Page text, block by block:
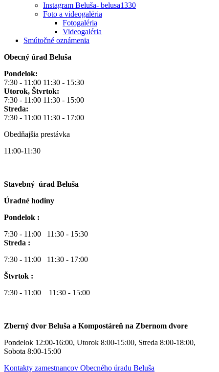
Instagram Beluša- belusa1330
Foto a videogaléria
Fotogaléria
Videogaléria
Smútočné oznámenia
Obecný úrad Beluša
Pondelok:
7:30 - 11:00 11:30 - 15:30
Utorok, Štvrtok:
7:30 - 11:00 11:30 - 15:00
Streda:
7:30 - 11:00 11:30 - 17:00
Obedňajšia prestávka
11:00-11:30
Stavebný úrad Beluša
Úradné hodiny
Pondelok :
7:30 - 11:00 11:30 - 15:30
Streda :
7:30 - 11:00 11:30 - 17:00
Štvrtok :
7:30 - 11:00 11:30 - 15:00
Zberný dvor Beluša a Kompostáreň na Zbernom dvore
Pondelok 12:00-16:00, Utorok 8:00-15:00, Streda 8:00-18:00,
Sobota 8:00-15:00
Kontakty zamestnancov Obecného úradu Beluša